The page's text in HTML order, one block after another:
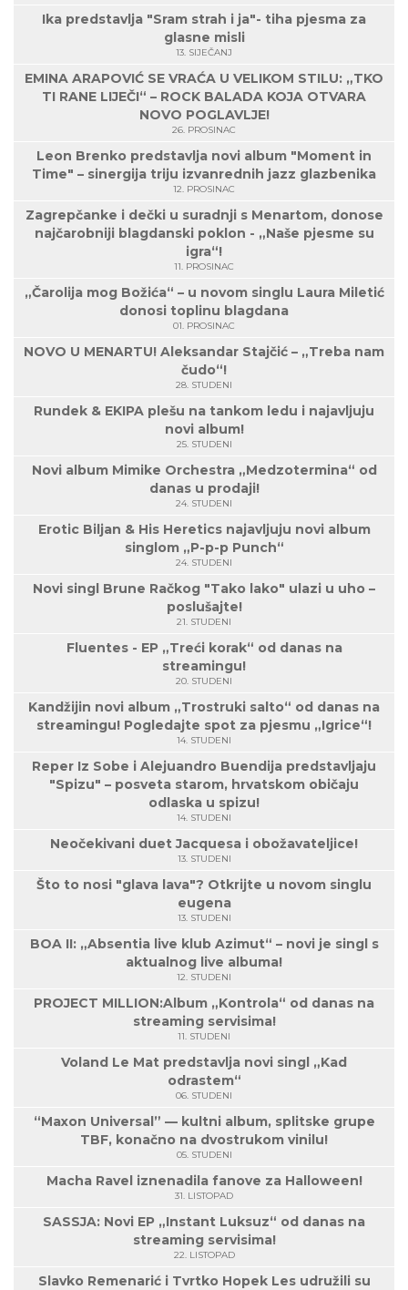
Ika predstavlja "Sram strah i ja"- tiha pjesma za
glasne misli
13. SIJEČANJ
EMINA ARAPOVIĆ SE VRAĆA U VELIKOM STILU: „TKO
TI RANE LIJEČI“ – ROCK BALADA KOJA OTVARA
NOVO POGLAVLJE!
26. PROSINAC
Leon Brenko predstavlja novi album "Moment in
Time" – sinergija triju izvanrednih jazz glazbenika
12. PROSINAC
Zagrepčanke i dečki u suradnji s Menartom, donose
najčarobniji blagdanski poklon - „Naše pjesme su
igra“!
11. PROSINAC
„Čarolija mog Božića“ – u novom singlu Laura Miletić
donosi toplinu blagdana
01. PROSINAC
NOVO U MENARTU! Aleksandar Stajčić – „Treba nam
čudo“!
28. STUDENI
Rundek & EKIPA plešu na tankom ledu i najavljuju
novi album!
25. STUDENI
Novi album Mimike Orchestra „Medzotermina“ od
danas u prodaji!
24. STUDENI
Erotic Biljan & His Heretics najavljuju novi album
singlom „P-p-p Punch“
24. STUDENI
Novi singl Brune Račkog "Tako lako" ulazi u uho –
poslušajte!
21. STUDENI
Fluentes - EP „Treći korak“ od danas na
streamingu!
20. STUDENI
Kandžijin novi album „Trostruki salto“ od danas na
streamingu! Pogledajte spot za pjesmu „Igrice“!
14. STUDENI
Reper Iz Sobe i Alejuandro Buendija predstavljaju
"Spizu" – posveta starom, hrvatskom običaju
odlaska u spizu!
14. STUDENI
Neočekivani duet Jacquesa i obožavateljice!
13. STUDENI
Što to nosi "glava lava"? Otkrijte u novom singlu
eugena
13. STUDENI
BOA II: „Absentia live klub Azimut“ – novi je singl s
aktualnog live albuma!
12. STUDENI
PROJECT MILLION:Album „Kontrola“ od danas na
streaming servisima!
11. STUDENI
Voland Le Mat predstavlja novi singl „Kad
odrastem“
06. STUDENI
“Maxon Universal” — kultni album, splitske grupe
TBF, konačno na dvostrukom vinilu!
05. STUDENI
Macha Ravel iznenadila fanove za Halloween!
31. LISTOPAD
SASSJA: Novi EP „Instant Luksuz“ od danas na
streaming servisima!
22. LISTOPAD
Slavko Remenarić i Tvrtko Hopek Les udružili su